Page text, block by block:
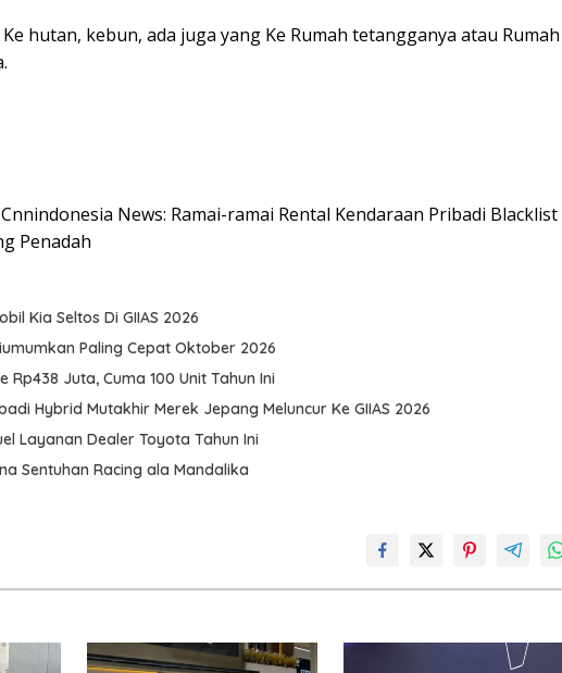
hutan, kebun, ada juga yang Ke Rumah tetangganya atau Rumah
News: Ramai-ramai Rental Kendaraan Pribadi Blacklist
Penadah
Kia Seltos Di GIIAS 2026
Paling Cepat Oktober 2026
Rp438 Juta, Cuma 100 Unit Tahun Ini
Hybrid Mutakhir Merek Jepang Meluncur Ke GIIAS 2026
Layanan Dealer Toyota Tahun Ini
Sentuhan Racing ala Mandalika